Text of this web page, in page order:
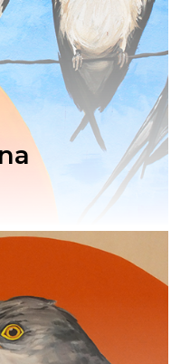
L’artista
El Procés
Ivars D’Urgell
Vallverd
Pg. Felip Rodés, 11, 25260